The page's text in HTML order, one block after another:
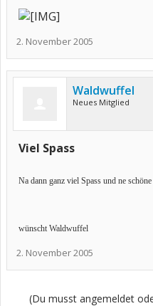
2. November 2005
Waldwuffel
Neues Mitglied
Viel Spass
Na dann ganz viel Spass und ne
wünscht Waldwuffel
2. November 2005
(Du musst angemeldet